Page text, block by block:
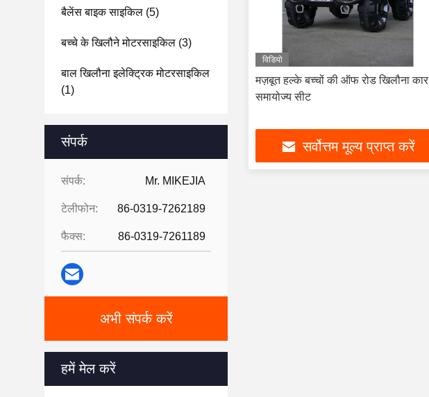
बैलेंस बाइक साइकिल (5)
बच्चे के खिलौने मोटरसाइकिल (3)
बाल खिलौना इलेक्ट्रिक मोटरसाइकिल
(1)
संपर्क
संपर्क: Mr. MIKEJIA
टेलीफोन: 86-0319-7262189
फैक्स: 86-0319-7261189
अभी संपर्क करें
हमें मेल करें
विडियो
मज़बूत हल्के बच्चों की ऑफ रोड खिलौना कार
समायोज्य सीट
सर्वोत्तम मूल्य प्राप्त करें